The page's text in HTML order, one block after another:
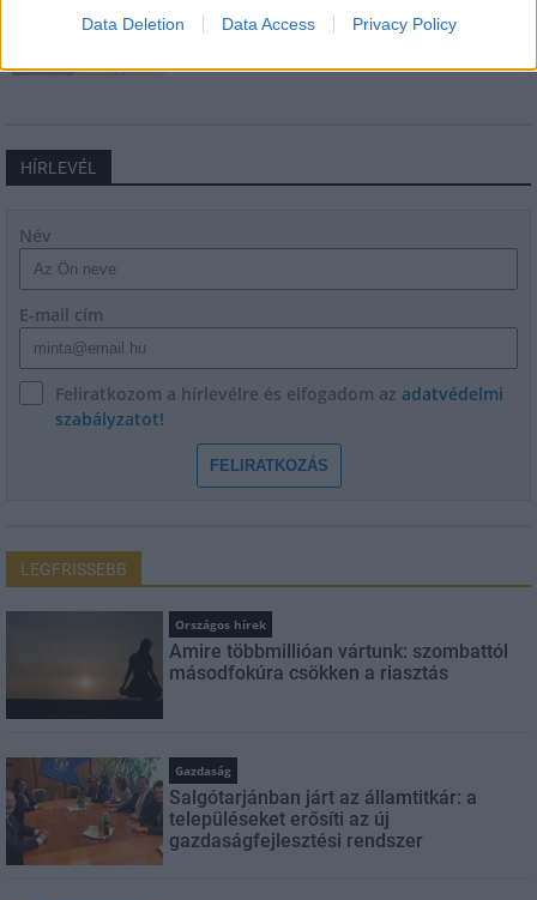
Data Deletion Data Access Privacy Policy
iskoláját
HÍRLEVÉL
Név
E-mail cím
Feliratkozom a hírlevélre és elfogadom az adatvédelmi
szabályzatot!
FELIRATKOZÁS
LEGFRISSEBB
Országos hírek
Amire többmillióan vártunk: szombattól
másodfokúra csökken a riasztás
Gazdaság
Salgótarjánban járt az államtitkár: a
településeket erősíti az új
gazdaságfejlesztési rendszer